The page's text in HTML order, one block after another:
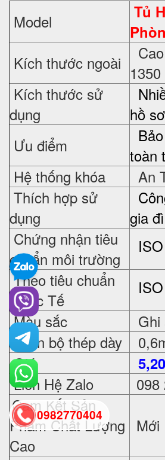
Model
Tủ
Kích thước ngoài
Kích thước sử
dụng
hồ
Ưu điểm
toàn
Hệ thống khóa
An
Thích hợp sử
dụng
gia
Chứng nhận tiêu
chuẩn môi trường
Theo tiêu chuẩn
Quốc Tế
Màu sắc
Ghi
Toàn bộ thép dày
Giá
5
Liên Hệ Zalo
098
Cam Kết Sản
Phẩm Chất Lượng
Cao
Mới
0982770404